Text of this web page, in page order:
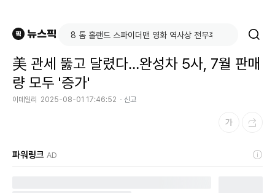
美 관세 뚫고 달렸다…완성차 5사, 7월 판매
량 모두 '증가'
이데일리 2025-08-01 17:46:52 신고
파워링크 AD